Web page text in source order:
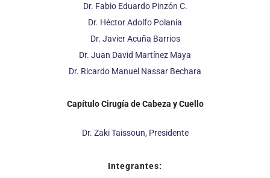
Dr. Fabio Eduardo Pinzón C.
Dr. Héctor Adolfo Polania
Dr. Javier Acuña Barrios
Dr. Juan David Martínez Maya
Dr. Ricardo Manuel Nassar Bechara
Capítulo Cirugía de Cabeza y Cuello
Dr. Zaki Taissoun, Presidente
Integrantes: